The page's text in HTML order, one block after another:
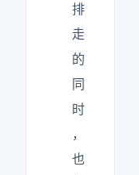
排
走
的
同
时
，
也